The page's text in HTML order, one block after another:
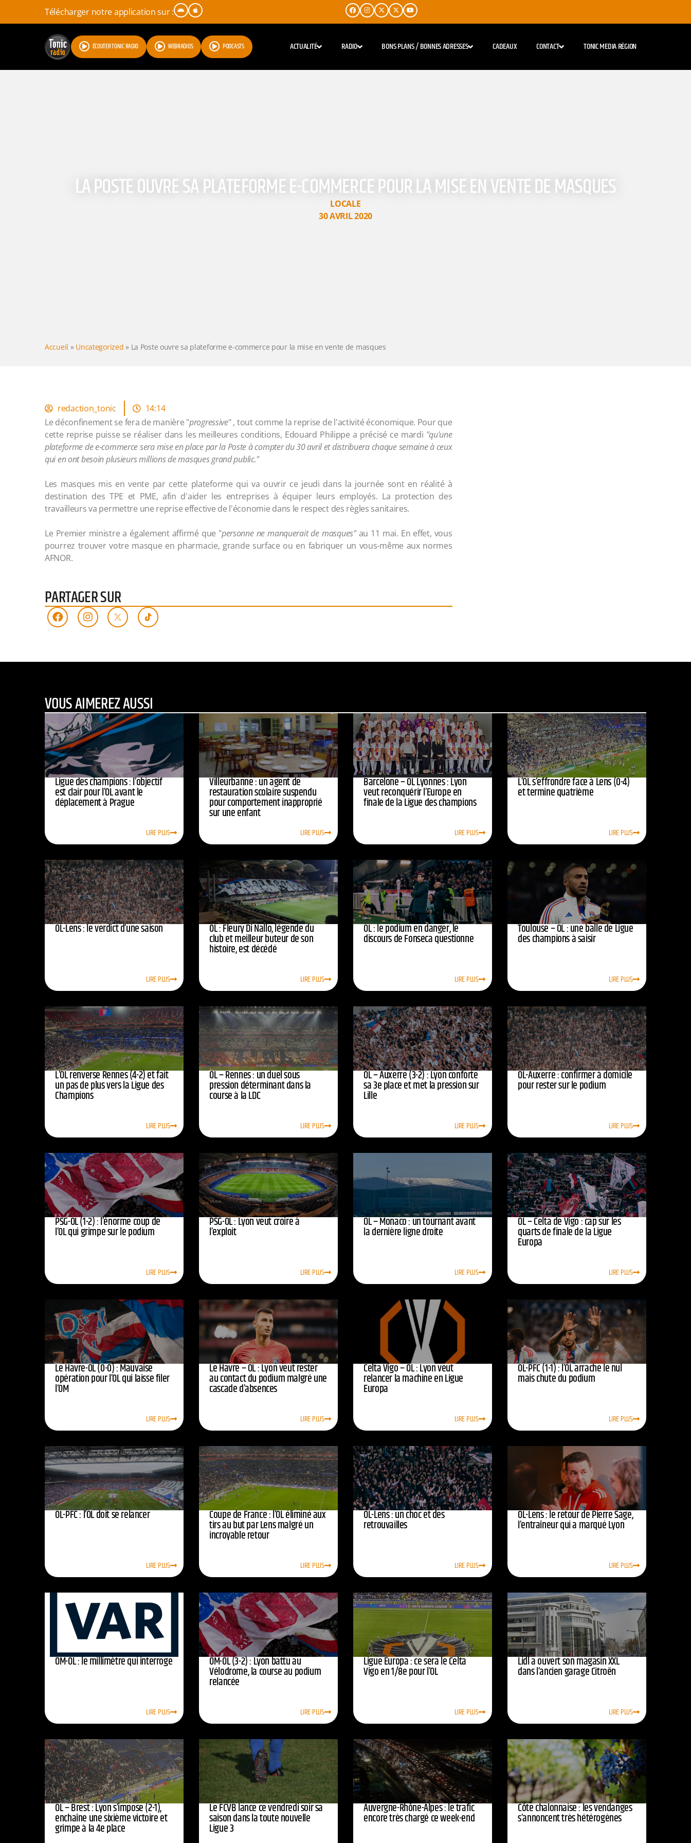
Télécharger notre application sur :
ÉCOUTER TONIC RADIO WEBRADIOS PODCASTS ACTUALITÉ RADIO BONS PLANS / BONNES ADRESSES CADEAUX CONTACT TONIC MEDIA RÉGION
LA POSTE OUVRE SA PLATEFORME E-COMMERCE POUR LA MISE EN VENTE DE MASQUES
LOCALE
30 AVRIL 2020
Accueil » Uncategorized » La Poste ouvre sa plateforme e-commerce pour la mise en vente de masques
redaction_tonic
14:14
Le déconfinement se fera de manière "progressive" , tout comme la reprise de l'activité économique. Pour que
cette reprise puisse se réaliser dans les meilleures conditions, Edouard Philippe a précisé ce mardi "qu'une
plateforme de e-commerce sera mise en place par la Poste à compter du 30 avril et distribuera chaque semaine à ceux
qui en ont besoin plusieurs millions de masques grand public."
Les masques mis en vente par cette plateforme qui va ouvrir ce jeudi dans la journée sont en réalité à
destination des TPE et PME, afin d'aider les entreprises à équiper leurs employés. La protection des
travailleurs va permettre une reprise effective de l'économie dans le respect des règles sanitaires.
Le Premier ministre a également affirmé que "personne ne manquerait de masques"au 11 mai. En effet, vous
pourrez trouver votre masque en pharmacie, grande surface ou en fabriquer un vous-même aux normes
AFNOR.
PARTAGER SUR
VOUS AIMEREZ AUSSI
Ligue des champions : l’objectif
est clair pour l’OL avant le
déplacement à Prague
LIRE PLUS
Villeurbanne : un agent de
restauration scolaire suspendu
pour comportement inapproprié
sur une enfant
LIRE PLUS
Barcelone – OL Lyonnes : Lyon
veut reconquérir l’Europe en
finale de la Ligue des champions
LIRE PLUS
L’OL s’effrondre face à Lens (0-4)
et termine quatrième
LIRE PLUS
OL-Lens : le verdict d’une saison
LIRE PLUS
OL : Fleury Di Nallo, légende du
club et meilleur buteur de son
histoire, est décédé
LIRE PLUS
OL : le podium en danger, le
discours de Fonseca questionne
LIRE PLUS
Toulouse – OL : une balle de Ligue
des champions à saisir
LIRE PLUS
L’OL renverse Rennes (4-2) et fait
un pas de plus vers la Ligue des
Champions
LIRE PLUS
OL – Rennes : un duel sous
pression déterminant dans la
course à la LDC
LIRE PLUS
OL – Auxerre (3-2) : Lyon conforte
sa 3e place et met la pression sur
Lille
LIRE PLUS
OL-Auxerre : confirmer à domicile
pour rester sur le podium
LIRE PLUS
PSG-OL (1-2) : l’énorme coup de
l’OL qui grimpe sur le podium
LIRE PLUS
PSG-OL : Lyon veut croire à
l’exploit
LIRE PLUS
OL – Monaco : un tournant avant
la dernière ligne droite
LIRE PLUS
OL – Celta de Vigo : cap sur les
quarts de finale de la Ligue
Europa
LIRE PLUS
Le Havre-OL (0-0) : Mauvaise
opération pour l’OL qui laisse filer
l’OM
LIRE PLUS
Le Havre – OL : Lyon veut rester
au contact du podium malgré une
cascade d’absences
LIRE PLUS
Celta Vigo – OL : Lyon veut
relancer la machine en Ligue
Europa
LIRE PLUS
OL-PFC (1-1) : l’OL arrache le nul
mais chute du podium
LIRE PLUS
OL-PFC : l’OL doit se relancer
LIRE PLUS
Coupe de France : l’OL éliminé aux
tirs au but par Lens malgré un
incroyable retour
LIRE PLUS
OL-Lens : un choc et des
retrouvailles
LIRE PLUS
OL-Lens : le retour de Pierre Sage,
l’entraîneur qui a marqué Lyon
LIRE PLUS
OM-OL : le millimètre qui interroge
LIRE PLUS
OM-OL (3-2) : Lyon battu au
Vélodrome, la course au podium
relancée
LIRE PLUS
Ligue Europa : ce sera le Celta
Vigo en 1/8e pour l’OL
LIRE PLUS
Lidl a ouvert son magasin XXL
dans l’ancien garage Citroën
LIRE PLUS
OL – Brest : Lyon s’impose (2-1),
enchaîne une sixième victoire et
grimpe à la 4e place
Le FCVB lance ce vendredi soir sa
saison dans la toute nouvelle
Ligue 3
Auvergne-Rhône-Alpes : le trafic
encore très chargé ce week-end
Côte chalonnaise : les vendanges
s’annoncent très hétérogènes